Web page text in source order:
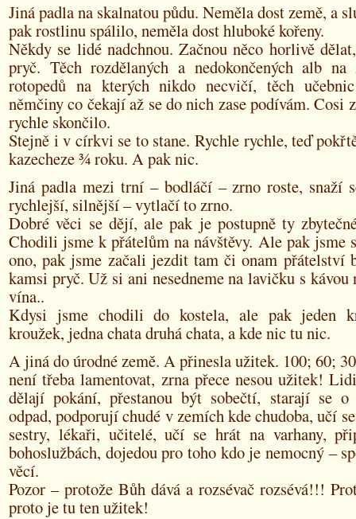
Jiná padla na skalnatou půdu. Neměla dost země, a
pak rostlinu spálilo, neměla dost hluboké kořeny.
Někdy se lidé nadchnou. Začnou něco horlivě
pryč. Těch rozdělaných a nedokončených alb na
rotopedů na kterých nikdo necvičí, těch
němčiny co čekají až se do nich zase podívám. Cosi
rychle skončilo.
Stejně i v církvi se to stane. Rychle rychle, teď
kazecheze ¾ roku. A pak nic.
Jiná padla mezi trní – bodláčí – zrno roste, snaží
rychlejší, silnější – vytlačí to zrno.
Dobré věci se dějí, ale pak je postupně ty
Chodili jsme k přátelům na návštěvy. Ale pak
ono, pak jsme začali jezdit tam či onam přátelství
kamsi pryč. Už si ani nesedneme na lavičku s kávou
vína..
Kdysi jsme chodili do kostela, ale pak jeden
kroužek, jedna chata druhá chata, a kde nic tu nic.
A jiná do úrodné země. A přinesla užitek. 100; 60;
není třeba lamentovat, zrna přece nesou užitek!
dělají pokání, přestanou být sobečtí, starají se
odpad, podporují chudé v zemích kde chudoba, učí
sestry, lékaři, učitelé, učí se hrát na varhany,
bohoslužbách, dojedou pro toho kdo je nemocný –
věcí.
Pozor – protože Bůh dává a rozsévač rozsévá!!!
proto je tu ten užitek!